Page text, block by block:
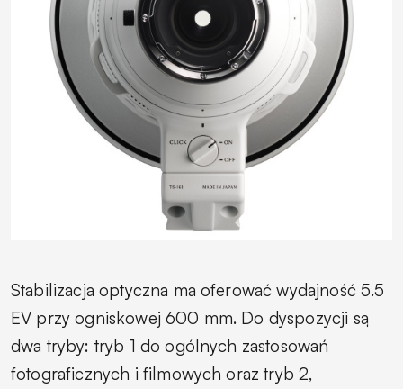
Stabilizacja optyczna ma oferować wydajność 5.5
EV przy ogniskowej 600 mm. Do dyspozycji są
dwa tryby: tryb 1 do ogólnych zastosowań
fotograficznych i filmowych oraz tryb 2,